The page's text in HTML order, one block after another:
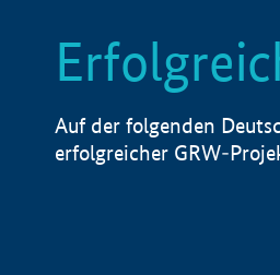
Auf der folgenden
erfolgreicher GRW-